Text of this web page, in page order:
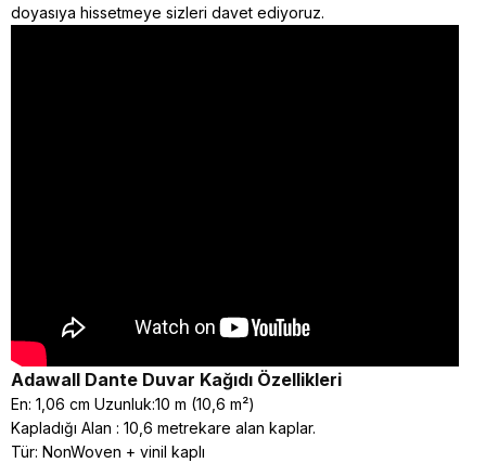
doyasıya hissetmeye sizleri davet ediyoruz.
Adawall Dante Duvar Kağıdı Özellikleri
En: 1,06 cm Uzunluk:10 m (10,6 m²)
Kapladığı Alan : 10,6 metrekare alan kaplar.
Tür: NonWoven + vinil kaplı